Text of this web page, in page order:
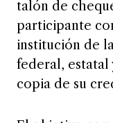
talón de
participante
institución de
federal, estatal
copia de su